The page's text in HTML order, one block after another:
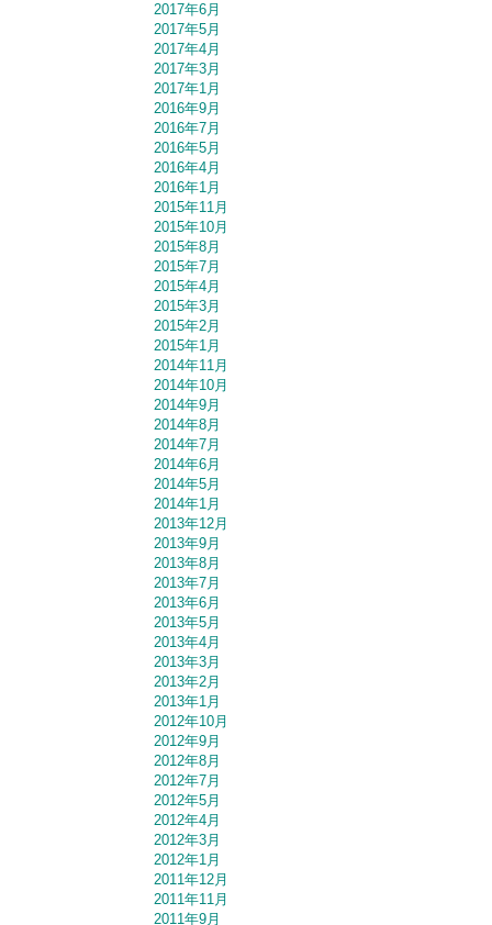
2017年6月
2017年5月
2017年4月
2017年3月
2017年1月
2016年9月
2016年7月
2016年5月
2016年4月
2016年1月
2015年11月
2015年10月
2015年8月
2015年7月
2015年4月
2015年3月
2015年2月
2015年1月
2014年11月
2014年10月
2014年9月
2014年8月
2014年7月
2014年6月
2014年5月
2014年1月
2013年12月
2013年9月
2013年8月
2013年7月
2013年6月
2013年5月
2013年4月
2013年3月
2013年2月
2013年1月
2012年10月
2012年9月
2012年8月
2012年7月
2012年5月
2012年4月
2012年3月
2012年1月
2011年12月
2011年11月
2011年9月